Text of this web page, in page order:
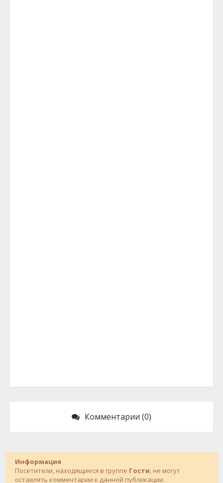
Комментарии (0)
Информация
Посетители, находящиеся в группе Гости , не могут
оставлять комментарии к данной публикации.